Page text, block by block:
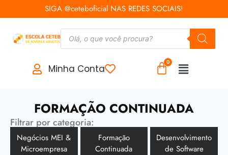
SIGA @ceteboficial NAS REDES SOCIAIS!
Minha Conta
FORMAÇÃO CONTINUADA
Filtrar por categoria:
Negócios MEI &
Microempresa
Formação
Continuada
Desenvolvimento
de Software